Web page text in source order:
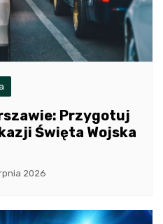
Przygotuj
Święta Wojska
2026